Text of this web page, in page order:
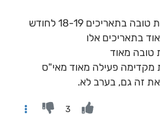
18-19 לחודש
בתאריכים אלו
טובה מאוד
מקדימה פעילה מאוד מאי"ס
זה גם, בערב לא.
3